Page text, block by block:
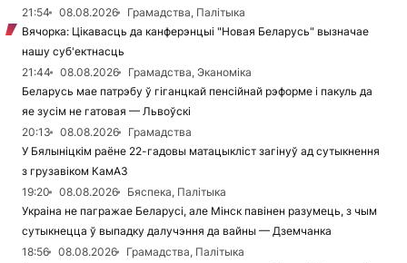
21:54
08.08.2026
Грамадства, Палітыка
Вячорка: Цікавасць да канферэнцыі "Новая Беларусь" вызначае
нашу суб'ектнасць
21:44
08.08.2026
Грамадства, Эканоміка
Беларусь мае патрэбу ў гіганцкай пенсійнай рэформе і пакуль да
яе зусім не гатовая — Львоўскі
20:13
08.08.2026
Грамадства
У Бялыніцкім раёне 22-гадовы матацыкліст загінуў ад сутыкнення
з грузавіком КамАЗ
19:20
08.08.2026
Бяспека, Палітыка
Украіна не пагражае Беларусі, але Мінск павінен разумець, з чым
сутыкнецца ў выпадку далучэння да вайны — Дземчанка
18:56
08.08.2026
Грамадства, Палітыка